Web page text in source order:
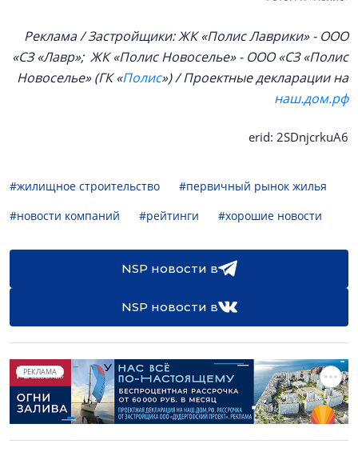
Реклама / Застройщики: ЖК «Полис Лаврики» - ООО
«СЗ «Лавр»; ЖК «Полис Новоселье» - ООО «СЗ «Полис
Новоселье» (ГК «Полис») / Проектные декларации на
наш.дом.рф
erid: 2SDnjcrkuA6
#жилищное строительство
#первичный рынок жилья
#новости компаний
#рейтинги #хорошие новости
NSP новости в
NSP новости в
РЕКЛАМА